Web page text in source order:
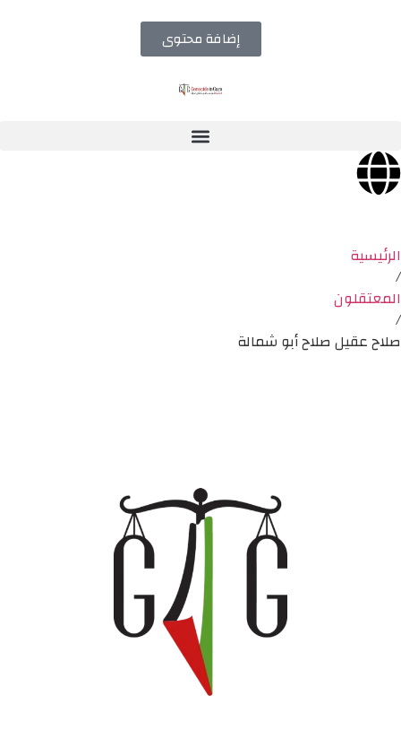
إضافة محتوى
الرئيسية
/
المعتقلون
/
صلاح عقيل صلاح أبو شمالة